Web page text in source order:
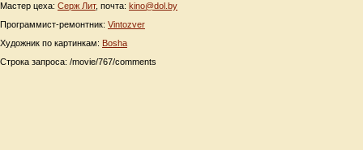
Мастер цеха: Серж Лит, почта: kino@dol.by
Программист-ремонтник: Vintozver
Художник по картинкам: Bosha
Строка запроса: /movie/767/comments